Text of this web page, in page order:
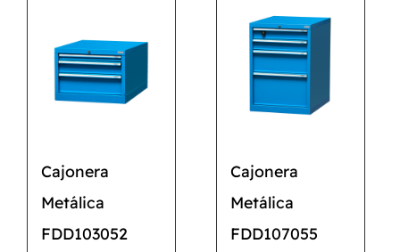
CONTACTO
Cajonera
Metálica
FDD103052
Cajonera
Metálica
FDD107055